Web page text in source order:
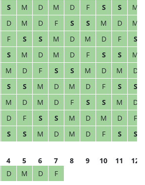
S M D M D F S S
M
D M D F S S M D
M
F S S M D M D F
S
S M D M D F S S
M
M D F S S M D M
D
S S M D M D F S
S
M D M D F S S M
D
D F S S M D M D
F
S S M D M D F S S
4 5 6 7 8 9 10 11
12
D M D F